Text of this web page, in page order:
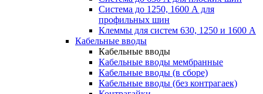
Система до 1250, 1600 А для
профильных шин
Клеммы для систем 630, 1250 и 1600 А
Кабельные вводы
Кабельные вводы
Кабельные вводы мембранные
Кабельные вводы (в сборе)
Кабельные вводы (без контрагаек)